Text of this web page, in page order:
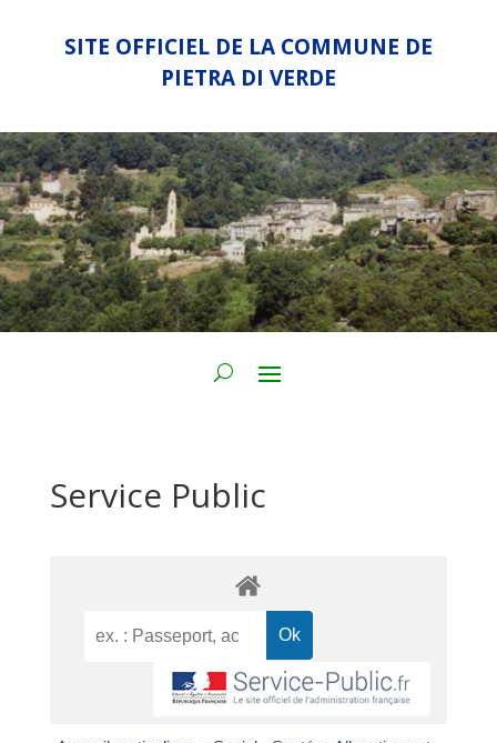
SITE OFFICIEL DE LA COMMUNE DE
PIETRA DI VERDE
Service Public